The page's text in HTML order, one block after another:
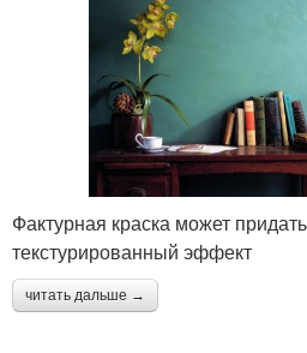
Фактурная краска может
текстурированный эффект
читать дальше →